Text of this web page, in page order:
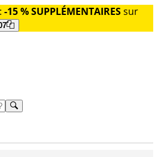
: -15 % SUPPLÉMENTAIRESsur